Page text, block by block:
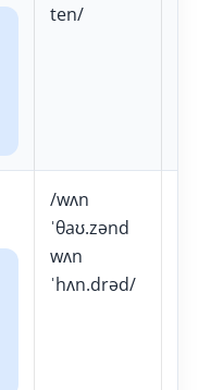
ten/
/wʌn
ˈθaʊ.zənd
wʌn
ˈhʌn.drəd/